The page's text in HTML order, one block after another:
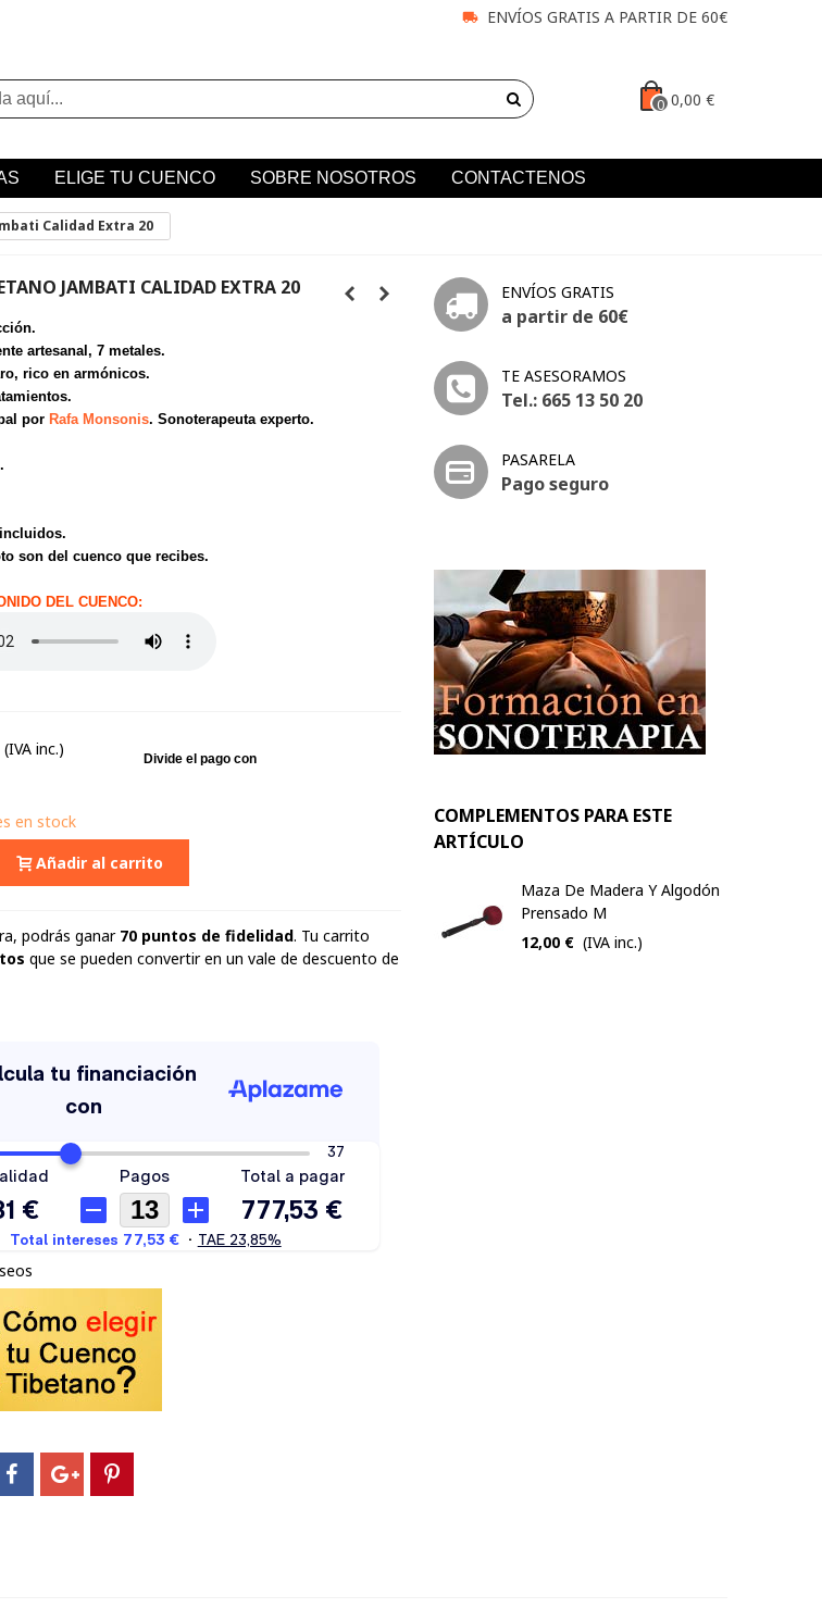
ENVÍOS GRATIS A PARTIR DE 60€
0 0,00 €
ELIGE TU CUENCO SOBRE NOSOTROS CONTACTENOS
Calidad Extra 20
JAMBATI CALIDAD EXTRA 20
artesanal, 7 metales.
rico en armónicos.
por Rafa Monsonis. Sonoterapeuta experto.
son del cuenco que recibes.
DEL CUENCO:
(IVA inc.)
en stock
Añadir al carrito
podrás ganar 70puntos de fidelidad. Tu carrito
que se pueden convertir en un vale de descuento de
ENVÍOS GRATIS
a partir de 60€
TE ASESORAMOS
Tel.: 665 13 50 20
PASARELA
Pago seguro
COMPLEMENTOS PARA ESTE
ARTÍCULO
Maza De Madera Y Algodón
Prensado M
12,00 € (IVA inc.)